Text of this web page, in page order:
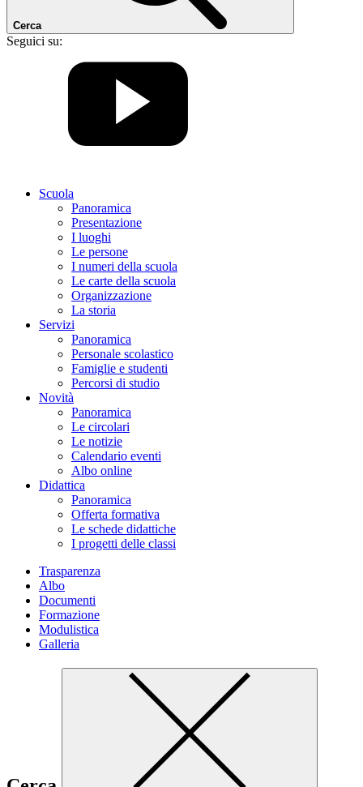
Cerca
Seguici su:
Scuola
Panoramica
Presentazione
I luoghi
Le persone
I numeri della scuola
Le carte della scuola
Organizzazione
La storia
Servizi
Panoramica
Personale scolastico
Famiglie e studenti
Percorsi di studio
Novità
Panoramica
Le circolari
Le notizie
Calendario eventi
Albo online
Didattica
Panoramica
Offerta formativa
Le schede didattiche
I progetti delle classi
Trasparenza
Albo
Documenti
Formazione
Modulistica
Galleria